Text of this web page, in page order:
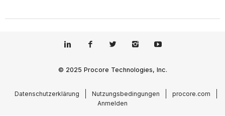
© 2025 Procore Technologies, Inc.
Datenschutzerklärung Nutzungsbedingungen
procore.com
Anmelden